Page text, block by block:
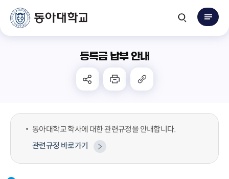
등록금 납부 안내
동아대학교 학사에 대한 관련규정을 안내합니다.
관련규정 바로가기